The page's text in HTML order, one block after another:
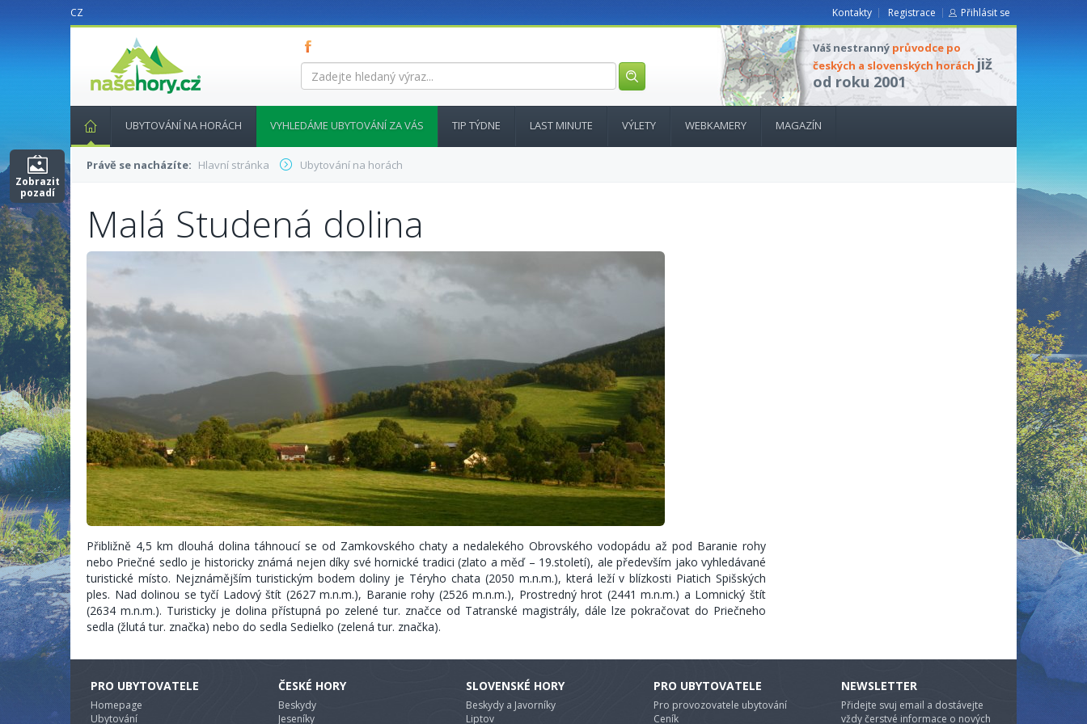
CZ Kontakty Registrace Přihlásit se
nasehory.cz
Zadejte
hledaný
Váš nestranný průvodce po
českých a slovenských horách již
od roku 2001
UBYTOVÁNÍ NA HORÁCH VYHLEDÁME UBYTOVÁNÍ ZA VÁS TIP TÝDNE LAST MINUTE VÝLETY WEBKAMERY MAGAZÍN
Právě se nacházíte: Hlavní stránka Ubytování na horách
Malá Studená dolina
Přibližně 4,5 km dlouhá dolina táhnoucí se od Zamkovského chaty a nedalekého Obrovského vodopádu až pod Baranie rohy
nebo Priečné sedlo je historicky známá nejen díky své hornické tradici (zlato a měď – 19.století), ale především jako vyhledávané
turistické místo. Nejznámějším turistickým bodem doliny je Téryho chata (2050 m.n.m.), která leží v blízkosti Piatich Spišských
ples. Nad dolinou se tyčí Ladový štít (2627 m.n.m.), Baranie rohy (2526 m.n.m.), Prostredný hrot (2441 m.n.m.) a Lomnický štít
(2634 m.n.m.). Turisticky je dolina přístupná po zelené tur. značce od Tatranské magistrály, dále lze pokračovat do Priečneho
sedla (žlutá tur. značka) nebo do sedla Sedielko (zelená tur. značka).
PRO UBYTOVATELE
Homepage
Ubytování
ČESKÉ HORY
Beskydy
Jeseníky
SLOVENSKÉ HORY
Beskydy a Javorníky
Liptov
PRO UBYTOVATELE
Pro provozovatele ubytování
Ceník
NEWSLETTER
Přidejte svuj email a dostávejte
vždy čerstvé informace o nových
Zobrazit
pozadí